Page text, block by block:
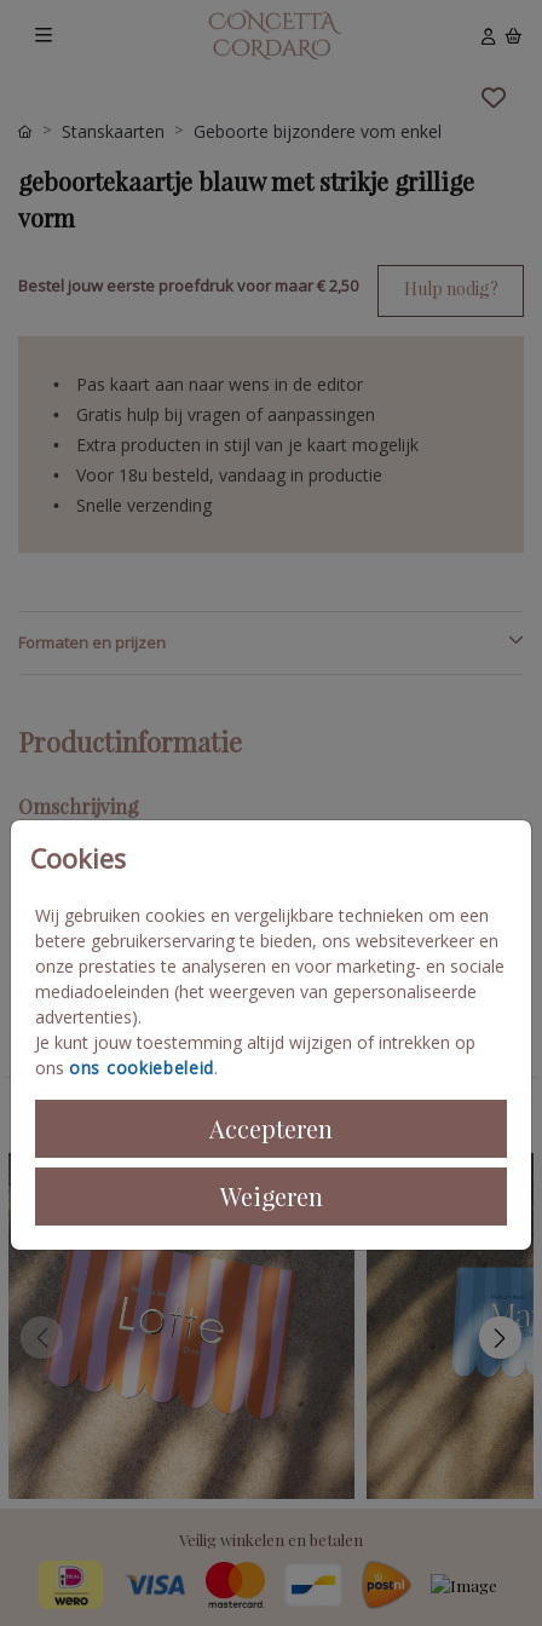
Cookies
Wij gebruiken cookies en vergelijkbare technieken om een
betere gebruikerservaring te bieden, ons websiteverkeer en
onze prestaties te analyseren en voor marketing- en sociale
mediadoeleinden (het weergeven van gepersonaliseerde
advertenties).
Je kunt jouw toestemming altijd wijzigen of intrekken op
ons ons cookiebeleid.
Accepteren
Weigeren
Stanskaarten Geboorte bijzondere vom enkel
geboortekaartje blauw met strikje grillige
vorm
Bestel jouw eerste proefdruk voor maar€ 2,50 Hulp nodig?
Pas kaart aan naar wens in de editor
Gratis hulp bij vragen of aanpassingen
Extra producten in stijl van je kaart mogelijk
Voor 18u besteld, vandaag in productie
Snelle verzending
Formaten en prijzen
Productinformatie
Omschrijving
Geboortekaartje in ronde grillige vorm. Dit kaartje is stoer en lief
tegelijk. Lekker frisblauw, een echt jongenskaartje! Combineer
formaat dit kaartje wordt afgedrukt. Let wel op dat je de juiste
envelop maat hierbij kiest. Julius
Collectie
Geboorte bijzondere vom enkel
Deze kaarten vind je misschien ook leuk
Veilig winkelen en betalen